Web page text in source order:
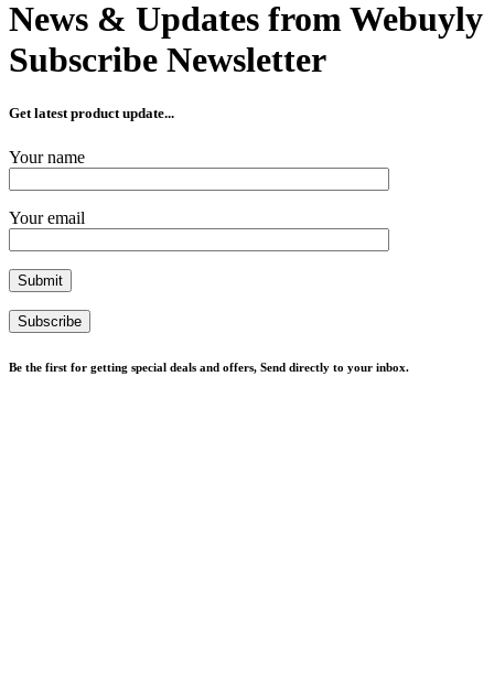
News & Updates from Webuyly
Subscribe Newsletter
Get latest product update...
Your name
Your email
Subscribe
Be the first for getting special deals and offers, Send directly to your inbox.